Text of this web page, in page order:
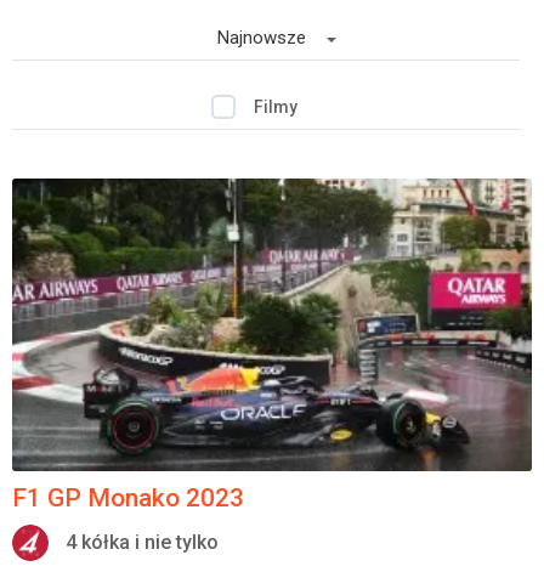
Zaloguj się
Załóż konto
Najnowsze
Filmy
F1 GP Monako 2023
4 kółka i nie tylko